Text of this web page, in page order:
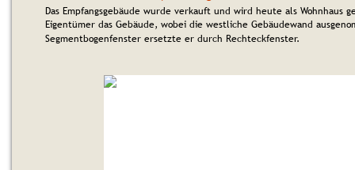
Das Empfangsgebäude wurde verkauft und wird heute als
Eigentümer das Gebäude, wobei die westliche Gebäudewand
Segmentbogenfenster ersetzte er durch Rechteckfenster.